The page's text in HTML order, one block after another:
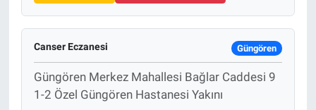
Canser Eczanesi Güngören
Güngören Merkez Mahallesi Bağlar Caddesi 9
1-2 Özel Güngören Hastanesi Yakını